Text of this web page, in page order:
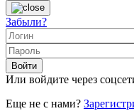
Забыли?
Или войдите через
Еще не с нами?